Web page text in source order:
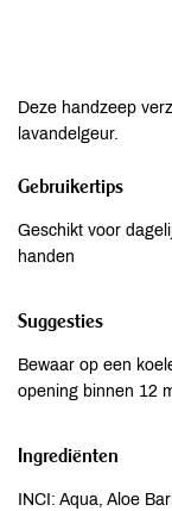
Deze handzeep
lavandelgeur.
Gebruikertips
Geschikt voor
handen
Suggesties
Bewaar op een
opening binnen 12
Ingrediënten
INCI: Aqua, Aloe